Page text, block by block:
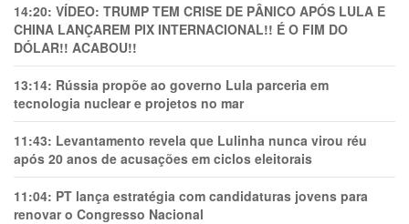
14:20: VÍDEO: TRUMP TEM CRlSE DE PÂNlCO APÓS LULA E
CHINA LANÇAREM PIX INTERNACIONAL!! É O FIM DO
DÓLAR!! ACABOU!!
13:14: Rússia propõe ao governo Lula parceria em
tecnologia nuclear e projetos no mar
11:43: Levantamento revela que Lulinha nunca virou réu
após 20 anos de acusações em ciclos eleitorais
11:04: PT lança estratégia com candidaturas jovens para
renovar o Congresso Nacional